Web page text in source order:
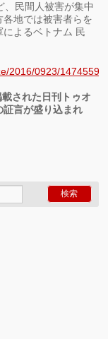
、民間人被害が集中
地では被害者らを
よるベトナム 民
2016/0923/
された日刊トゥオ
証言が盛り込まれ